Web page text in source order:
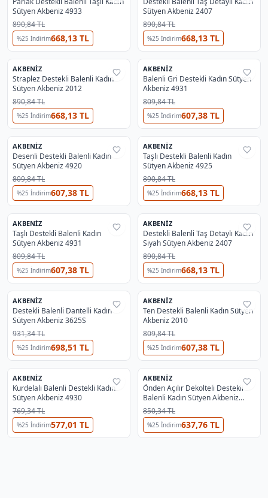
Sütyen Akbeniz 4933
890,84 TL
%25 İndirim668,13 TL
Sütyen Akbeniz 2407
890,84 TL
%25 İndirim668,13 TL
%29
AKBENIZ
Straplez Destekli Balenli Kadın
Sütyen Akbeniz 2012
890,84 TL
%25 İndirim668,13 TL
%29
AKBENIZ
Balenli Gri Destekli Kadın Sütyen
Akbeniz 4931
809,84 TL
%25 İndirim607,38 TL
%29
AKBENIZ
Desenli Destekli Balenli Kadın
Sütyen Akbeniz 4920
809,84 TL
%25 İndirim607,38 TL
%29
AKBENIZ
Taşlı Destekli Balenli Kadın
Sütyen Akbeniz 4925
890,84 TL
%25 İndirim668,13 TL
%29
AKBENIZ
Taşlı Destekli Balenli Kadın
Sütyen Akbeniz 4931
809,84 TL
%25 İndirim607,38 TL
%29
AKBENIZ
Destekli Balenli Taş Detaylı Kadın
Siyah Sütyen Akbeniz 2407
890,84 TL
%25 İndirim668,13 TL
%29
AKBENIZ
Destekli Balenli Dantelli Kadın
Sütyen Akbeniz 3625S
931,34 TL
%25 İndirim698,51 TL
%29
AKBENIZ
Ten Destekli Balenli Kadın Sütyen
Akbeniz 2010
809,84 TL
%25 İndirim607,38 TL
%29
AKBENIZ
Kurdelalı Balenli Destekli Kadın
Sütyen Akbeniz 4930
769,34 TL
%25 İndirim577,01 TL
%29
AKBENIZ
Önden Açılır Dekolteli Destekli
Balenli Kadın Sütyen Akbeniz
2406 Lila
850,34 TL
%25 İndirim637,76 TL